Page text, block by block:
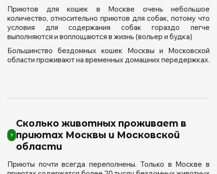
Приютов для кошек в Москве очень небольшое
количество, относительно приютов для собак, потому что
условия для содержания собак гораздо легче
выполняются и воплощаются в жизнь (вольер и будка)
Большинство бездомных кошек Москвы и Московской
области проживают на временных домашних передержках.
Сколько животных проживает в
приютах Москвы и Московской
области
Приюты почти всегда переполнены. Только в Москве в